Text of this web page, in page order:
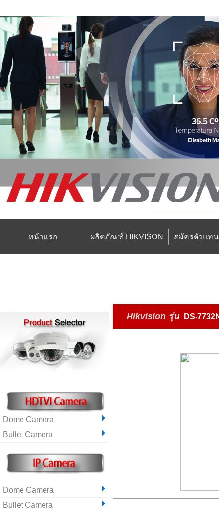
หน้าแรก ผลิตภัณฑ์ HIKVISON สมัครตัวแท
Dome Camera
Bullet Camera
Dome Camera
Bullet Camera
Hikvision รุ่น DS-